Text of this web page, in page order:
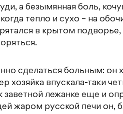
а безымянная боль,
тепло и сухо – на
в крытом подворье,
сделаться больным: он
хозяйка впускала-таки
заветной лежанке еще и
жаром русской печи он,